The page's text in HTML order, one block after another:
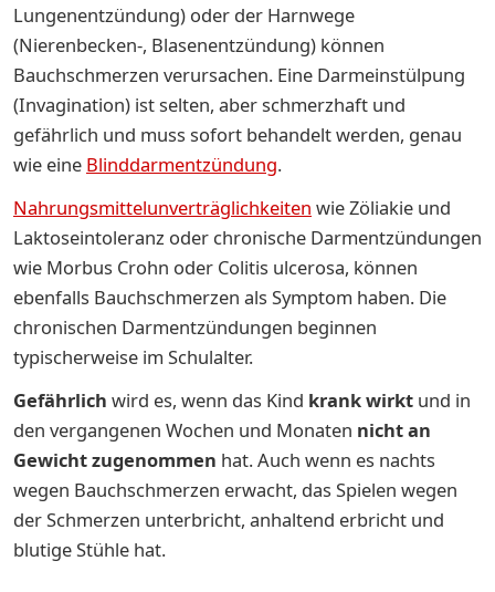
Lungenentzündung) oder der Harnwege
(Nierenbecken-, Blasenentzündung) können
Bauchschmerzen verursachen. Eine Darmeinstülpung
(Invagination) ist selten, aber schmerzhaft und
gefährlich und muss sofort behandelt werden, genau
wie eine Blinddarmentzündung.
Nahrungsmittelunverträglichkeiten wie Zöliakie und
Laktoseintoleranz oder chronische Darmentzündungen
wie Morbus Crohn oder Colitis ulcerosa, können
ebenfalls Bauchschmerzen als Symptom haben. Die
chronischen Darmentzündungen beginnen
typischerweise im Schulalter.
Gefährlich wird es, wenn das Kind krank wirkt und in
den vergangenen Wochen und Monaten nicht an
Gewicht zugenommen hat. Auch wenn es nachts
wegen Bauchschmerzen erwacht, das Spielen wegen
der Schmerzen unterbricht, anhaltend erbricht und
blutige Stühle hat.